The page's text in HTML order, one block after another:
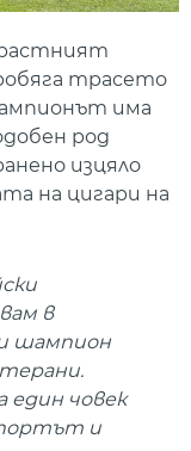
трасето
има
род
изцяло
на цигари на
в
шампион
един човек
и